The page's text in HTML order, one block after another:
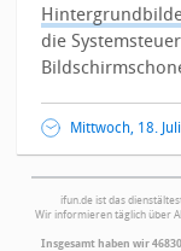
die
Mittwoch, 18.
ifun.de ist das
Wir informieren täglich über
Insgesamt haben wir